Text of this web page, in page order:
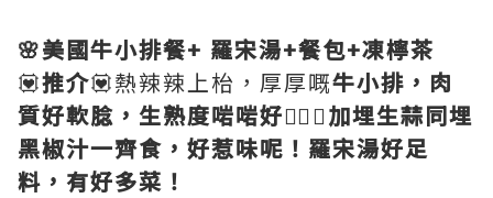
🌸美國牛小排餐+ 羅宋湯+餐包+凍檸茶
💟推介💟熱辣辣上枱，厚厚嘅牛小排，肉
質好軟腍，生熟度啱啱好👍🏻🤗加埋生蒜同埋
黑椒汁一齊食，好惹味呢！羅宋湯好足
料，有好多菜！